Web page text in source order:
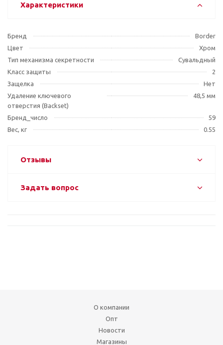
Характеристики
Бренд
Border
Цвет
Хром
Тип механизма секретности
Сувальдный
Класс защиты
2
Защелка
Нет
Удаление ключевого
отверстия (Backset)
48,5 мм
Бренд_число
59
Вес, кг
0.55
Отзывы
Задать вопрос
О компании
Опт
Новости
Магазины